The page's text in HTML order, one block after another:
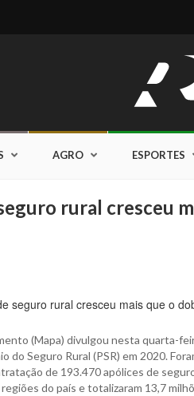
AGRO ESPORTES
rural cresceu
(Mapa) divulgou nesta quarta-
do Seguro Rural (PSR) em 2020.
de 193.470 apólices de
do país e totalizaram 13,7